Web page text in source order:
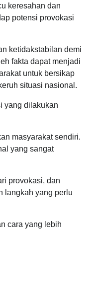
keresahan dan
potensi provokasi
ketidakstabilan demi
fakta dapat menjadi
untuk bersikap
situasi nasional.
yang dilakukan
masyarakat sendiri.
yang sangat
provokasi, dan
langkah yang perlu
cara yang lebih